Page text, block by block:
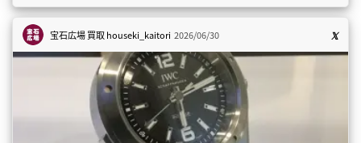
宝石広場 買取houseki_kaitori 2026/06/30